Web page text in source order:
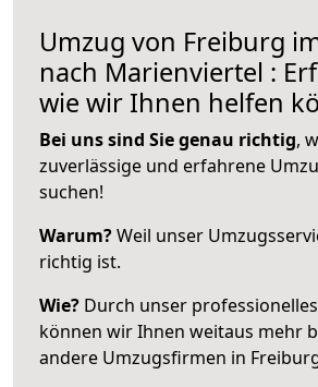
Umzug von Freiburg
nach Marienviertel :
wie wir Ihnen helfen
Bei uns sind Sie genau richtig,
zuverlässige und erfahrene
suchen!
Warum?Weil unser
richtig ist.
Wie? Durch unser
können wir Ihnen weitaus mehr
andere Umzugsfirmen in